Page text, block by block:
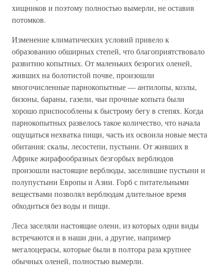
хищников и поэтому полностью вымерли, не оставив
потомков.
Изменение климатических условий привело к
образованию обширных степей, что благоприятствовало
развитию копытных. От маленьких безрогих оленей,
живших на болотистой почве, произошли
многочисленные парнокопытные — антилопы, козлы,
бизоны, бараны, газели, чьи прочные копыта были
хорошо приспособлены к быстрому бегу в степях. Когда
парнокопытных развелось такое количество, что начала
ощущаться нехватка пищи, часть их освоила новые места
обитания: скалы, лесостепи, пустыни. От живших в
Африке жирафообразных безгорбых верблюдов
произошли настоящие верблюды, заселившие пустыни и
полупустыни Европы и Азии. Горб с питательными
веществами позволял верблюдам длительное время
обходиться без воды и пищи.
Леса заселяли настоящие олени, из которых одни виды
встречаются и в наши дни, а другие, например
мегалоцерасы, которые были в полтора раза крупнее
обычных оленей, полностью вымерли.